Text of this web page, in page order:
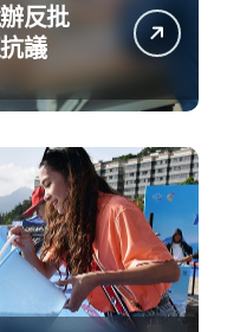
反批
議